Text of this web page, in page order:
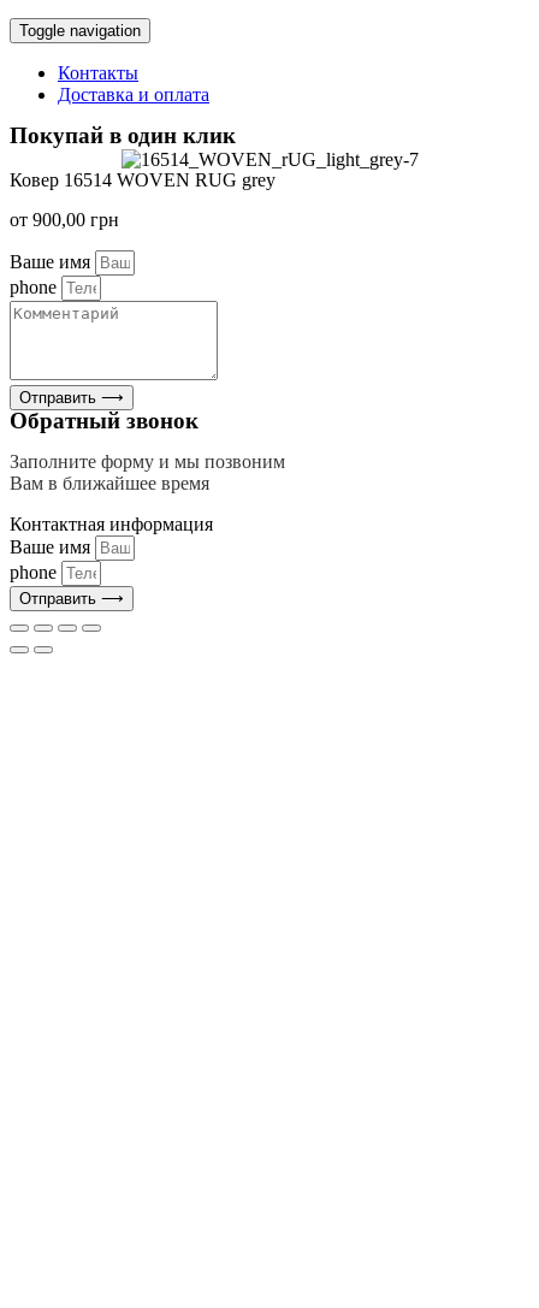
Toggle navigation
Контакты
Доставка и оплата
Покупай в один клик
Ковер 16514 WOVEN RUG grey
от 900,00 грн
Ваше имя
phone
Отправить ⟶
Обратный звонок
Заполните форму и мы позвоним
Вам в ближайшее время
Контактная информация
Ваше имя
phone
Отправить ⟶